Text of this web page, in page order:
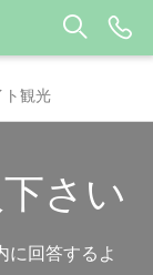
ト観光
さい
に回答するよ